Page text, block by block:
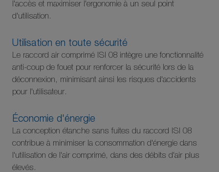
l'accès et maximiser l'ergonomie à un seul point
d'utilisation.
Utilisation en toute sécurité
Le raccord air comprimé ISI 08 intègre une fonctionnalité
anti-coup de fouet pour renforcer la sécurité lors de la
déconnexion, minimisant ainsi les risques d'accidents
pour l'utilisateur.
Économie d'énergie
La conception étanche sans fuites du raccord ISI 08
contribue à minimiser la consommation d'énergie dans
l'utilisation de l'air comprimé, dans des débits d'air plus
élevés.